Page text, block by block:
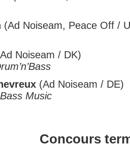
(Ad Noiseam, Peace Off /
Noiseam / DK)
(Ad Noiseam / DE)
Music
Concours